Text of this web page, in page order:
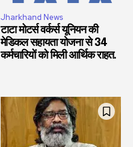
Jharkhand News
टाटा मोटर्स वर्कर्स यूनियन की
मेडिकल सहायता योजना से 34
कर्मचारियों को मिली आर्थिक राहत.